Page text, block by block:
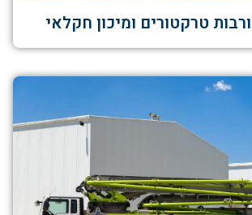
טרקטורים ומיכון חקלאי